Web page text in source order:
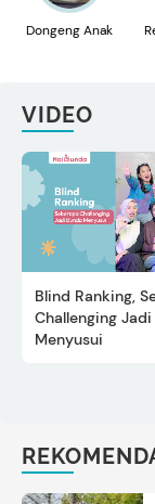
Dongeng Anak
VIDEO
Blind Ranking,
Challenging Jadi
Menyusui